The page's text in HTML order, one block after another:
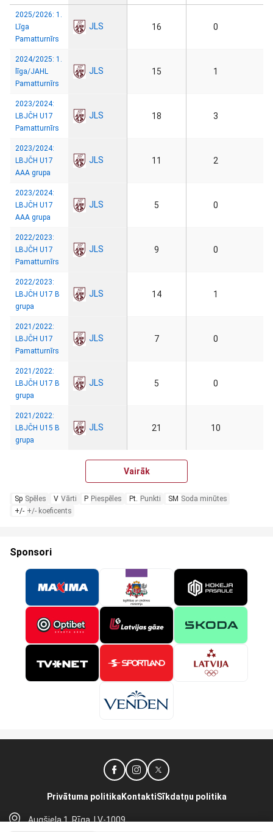
2025/2026: 1.
Līga
Pamatturnīrs
JLS 16 0
2024/2025: 1.
līga/JAHL
Pamatturnīrs
JLS 15 1
2023/2024:
LBJČH U17
Pamatturnīrs
JLS 18 3
2023/2024:
LBJČH U17
AAA grupa
JLS 11 2
2023/2024:
LBJČH U17
AAA grupa
JLS 5 0
2022/2023:
LBJČH U17
Pamatturnīrs
JLS 9 0
2022/2023:
LBJČH U17 B
grupa
JLS 14 1
2021/2022:
LBJČH U17
Pamatturnīrs
JLS 7 0
2021/2022:
LBJČH U17 B
grupa
JLS 5 0
2021/2022:
LBJČH U15 B
grupa
JLS 21 10
Vairāk
Sp Spēles V Vārti P Piespēles Pt. Punkti SM Soda minūtes
+/- +/- koeficents
Sponsori
Augšiela 1, Rīga, LV-1009
Privātuma politika KontaktiSīkdatņu politika